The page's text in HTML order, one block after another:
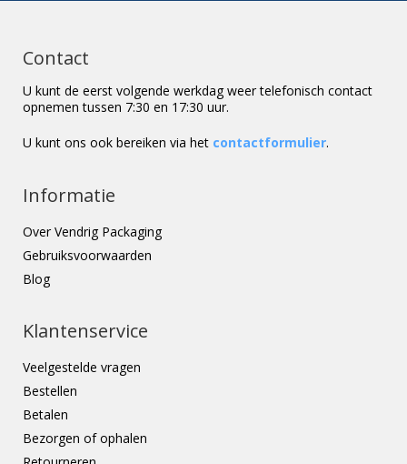
Contact
U kunt de eerst volgende werkdag weer telefonisch contact
opnemen tussen 7:30 en 17:30 uur.
U kunt ons ook bereiken via het contactformulier.
Informatie
Over Vendrig Packaging
Gebruiksvoorwaarden
Blog
Klantenservice
Veelgestelde vragen
Bestellen
Betalen
Bezorgen of ophalen